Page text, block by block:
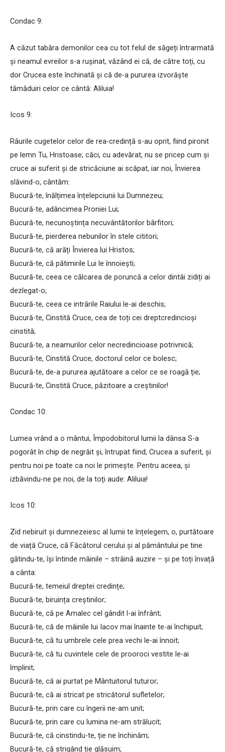
Condac 9:
A căzut tabăra demonilor cea cu tot felul de săgeți întrarmată
și neamul evreilor s-a rușinat, văzând ei că, de către toți, cu
dor Crucea este închinată și că de-a pururea izvorăște
tămăduiri celor ce cântă: Aliluia!
Icos 9:
Râurile cugetelor celor de rea-credință s-au oprit, fiind pironit
pe lemn Tu, Hristoase; căci, cu adevărat, nu se pricep cum și
cruce ai suferit și de stricăciune ai scăpat, iar noi, Învierea
slăvind-o, cântăm:
Bucură-te, înălțimea înțelepciunii lui Dumnezeu;
Bucură-te, adâncimea Proniei Lui;
Bucură-te, necunoștința necuvântătorilor bârfitori;
Bucură-te, pierderea nebunilor în stele cititori;
Bucură-te, că arăți Învierea lui Hristos;
Bucură-te, că pătimirile Lui le înnoiești;
Bucură-te, ceea ce călcarea de poruncă a celor dintâi zidiți ai
dezlegat-o;
Bucură-te, ceea ce intrările Raiului le-ai deschis;
Bucură-te, Cinstită Cruce, cea de toți cei dreptcredincioși
cinstită;
Bucură-te, a neamurilor celor necredincioase potrivnică;
Bucură-te, Cinstită Cruce, doctorul celor ce bolesc;
Bucură-te, de-a pururea ajutătoare a celor ce se roagă ție;
Bucură-te, Cinstită Cruce, păzitoare a creștinilor!
Condac 10:
Lumea vrând a o mântui, Împodobitorul lumii la dânsa S-a
pogorât în chip de negrăit și, întrupat fiind, Crucea a suferit, și
pentru noi pe toate ca noi le primește. Pentru aceea, și
izbăvindu-ne pe noi, de la toți aude: Aliluia!
Icos 10:
Zid nebiruit și dumnezeiesc al lumii te înțelegem, o, purtătoare
de viață Cruce, că Făcătorul cerului și al pământului pe tine
gătindu-te, își întinde mâinile – străină auzire – și pe toți învață
a cânta:
Bucură-te, temeiul dreptei credințe;
Bucură-te, biruința creștinilor;
Bucură-te, că pe Amalec cel gândit l-ai înfrânt;
Bucură-te, că de mâinile lui Iacov mai înainte te-ai închipuit;
Bucură-te, că tu umbrele cele prea vechi le-ai înnoit;
Bucură-te, că tu cuvintele cele de prooroci vestite le-ai
împlinit;
Bucură-te, că ai purtat pe Mântuitorul tuturor;
Bucură-te, că ai stricat pe stricătorul sufletelor;
Bucură-te, prin care cu îngerii ne-am unit;
Bucură-te, prin care cu lumina ne-am strălucit;
Bucură-te, că cinstindu-te, ție ne închinăm;
Bucură-te, că strigând ție glăsuim;